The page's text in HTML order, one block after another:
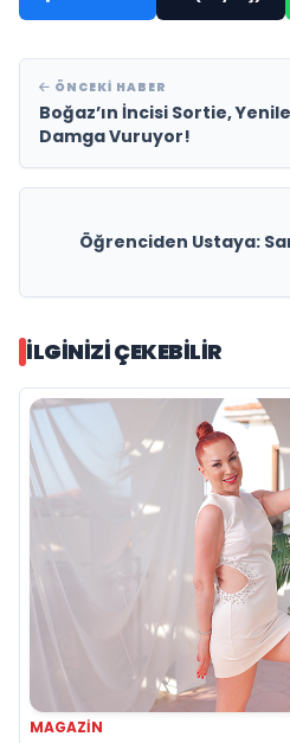
ÖNCEKI HABER
Boğaz’ın İncisi Sortie,
Damga Vuruyor!
Öğrenciden Ustaya:
İLGINIZI ÇEKEBILIR
MAGAZIN